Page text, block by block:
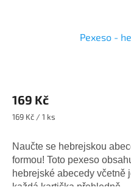
Pexeso -
169 Kč
Měrná
169 Kč / 1 ks
Naučte se hebrejskou
formou! Toto pexeso
hebrejské abecedy včetně